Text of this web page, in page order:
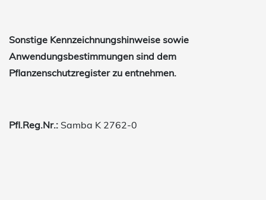
Sonstige Kennzeichnungshinweise sowie
Anwendungsbestimmungen sind dem
Pflanzenschutzregister zu entnehmen.
Pfl.Reg.Nr.: Samba K 2762-0